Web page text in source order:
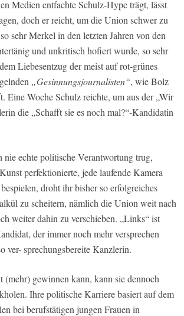
Medien entfachte Schulz-Hype trägt, lässt
doch er reicht, um die Union schwer zu
sehr Merkel in den letzten Jahren von den
und unkritisch hofiert wurde, so sehr
Liebesentzug der meist auf rot-grünes
„Gesinnungsjournalisten“, wie Bolz
Eine Woche Schulz reichte, um aus der „Wir
die „Schafft sie es noch mal?“-Kandidatin
nie echte politische Verantwortung trug,
perfektionierte, jede laufende Kamera
droht ihr bisher so erfolgreiches
zu scheitern, nämlich die Union weit nach
weiter dahin zu verschieben. „Links“ ist
der immer noch mehr versprechen
ver- sprechungsbereite Kanzlerin.
(mehr) gewinnen kann, kann sie dennoch
Ihre politische Karriere basiert auf dem
bei berufstätigen jungen Frauen in